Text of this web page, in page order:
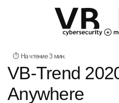
VB-Trend
Anywhere